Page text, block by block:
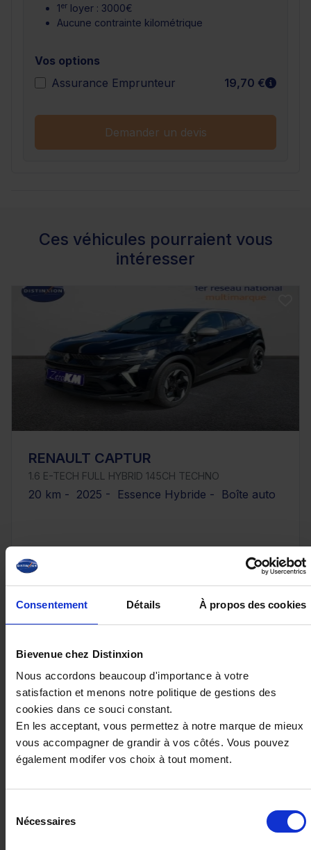
Consentement Détails À propos des cookies
Bievenue chez Distinxion
Nous accordons beaucoup d'importance à votre
satisfaction et menons notre politique de gestions des
cookies dans ce souci constant.
En les acceptant, vous permettez à notre marque de mieux
vous accompagner de grandir à vos côtés. Vous pouvez
également modifer vos choix à tout moment.
Nécessaires
1er loyer : 3000€
Aucune contrainte kilométrique
Vos options
Assurance Emprunteur
19,70 € En
Demander un devis
Ces véhicules pourraient vous
intéresser
RENAULT CAPTUR
1.6 E-TECH FULL HYBRID 145CH TECHNO
20 km - 2025 - Essence Hybride - Boîte auto
26 980€
RENAULT CAPTUR